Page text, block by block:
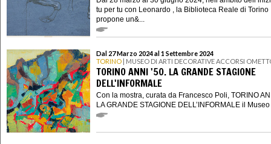
tu per tu con Leonardo , la Biblioteca Reale di Torino
propone un&...
Dal 27 Marzo 2024 al 1 Settembre 2024
TORINO | MUSEO DI ARTI DECORATIVE ACCORSI
TORINO ANNI '50. LA GRANDE STAGIONE
DELL'INFORMALE
Con la mostra, curata da Francesco Poli, TORINO
LA GRANDE STAGIONE DELL’INFORMALE il